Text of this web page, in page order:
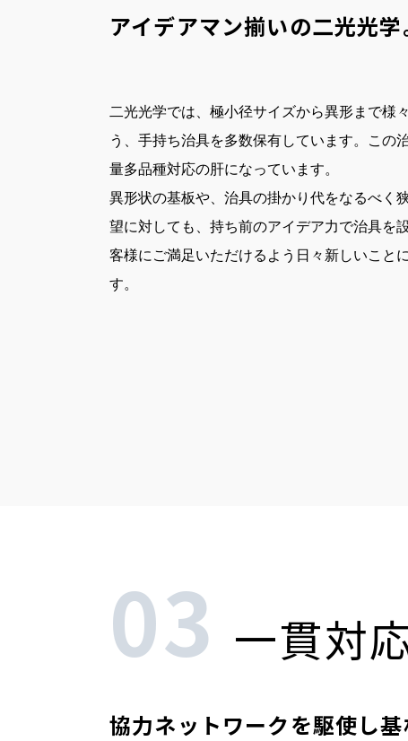
アイデアマン揃いの二光光
二光光学では、極小径サイズから異形まで様
う、手持ち治具を多数保有しています。この
量多品種対応の肝になっています。
異形状の基板や、治具の掛かり代をなるべく
望に対しても、持ち前のアイデア力で治具を
客様にご満足いただけるよう日々新しいこと
す。
03 一貫対
協力ネットワークを駆使し